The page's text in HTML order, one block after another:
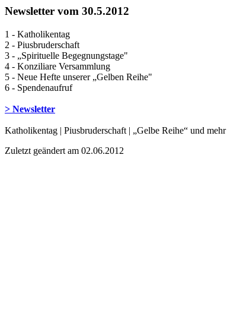
Newsletter vom 30.5.2012
1 - Katholikentag
2 - Piusbruderschaft
3 - „Spirituelle Begegnungstage"
4 - Konziliare Versammlung
5 - Neue Hefte unserer „Gelben Reihe"
6 - Spendenaufruf
> Newsletter
Katholikentag | Piusbruderschaft | „Gelbe Reihe“ und mehr
Zuletzt geändert am 02­.06.2012